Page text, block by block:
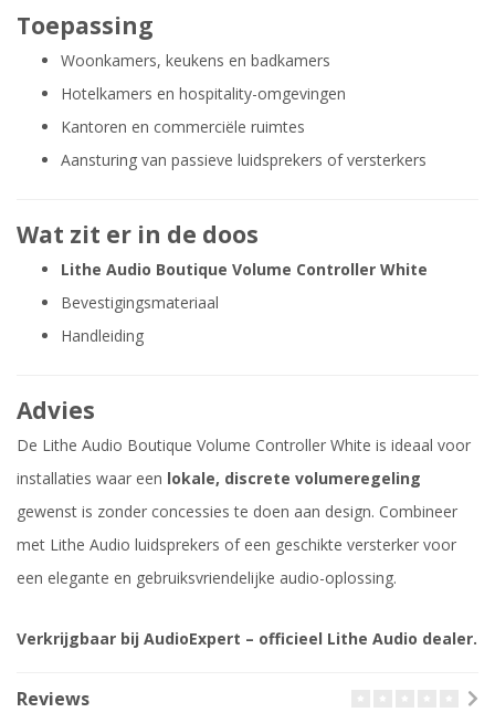
Toepassing
Woonkamers, keukens en badkamers
Hotelkamers en hospitality-omgevingen
Kantoren en commerciële ruimtes
Aansturing van passieve luidsprekers of versterkers
Wat zit er in de doos
Lithe Audio Boutique Volume Controller White
Bevestigingsmateriaal
Handleiding
Advies
De Lithe Audio Boutique Volume Controller White is ideaal voor
installaties waar een lokale, discrete volumeregeling
gewenst is zonder concessies te doen aan design. Combineer
met Lithe Audio luidsprekers of een geschikte versterker voor
een elegante en gebruiksvriendelijke audio-oplossing.
Verkrijgbaar bij AudioExpert – officieel Lithe Audio dealer.
Reviews